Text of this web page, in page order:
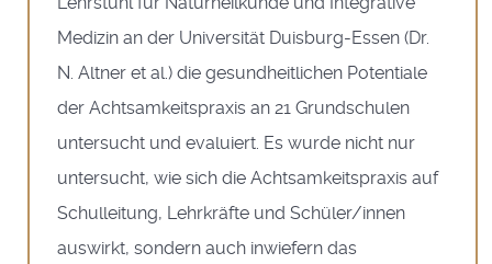
Medizin an der Universität Duisburg-Essen (Dr.
N. Altner et al.) die gesundheitlichen Potentiale
der Achtsamkeitspraxis an 21 Grundschulen
untersucht und evaluiert. Es wurde nicht nur
untersucht, wie sich die Achtsamkeitspraxis auf
Schulleitung, Lehrkräfte und Schüler/innen
auswirkt, sondern auch inwiefern das